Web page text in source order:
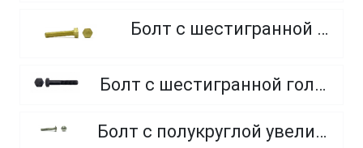
Болт с шестигранной головкой, из латуни
Болт с шестигранной головкой, неполная резьба, класс прочности 10.9 и 12.9
Болт с полукруглой увеличенной головкой и усом класса точности C (мебельный)